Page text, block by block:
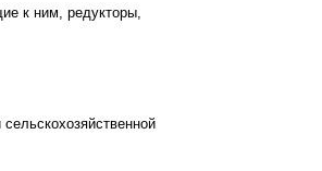
к ним, редукторы,